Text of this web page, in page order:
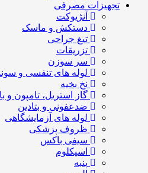
تجهیزات مصرفی
آنژیوکت
دستکش و ماسک
تیغ جراحی
تزریقات
سر سوزن
لوله های تنفسی و
نخ بخیه
گاز استریل، تامپون و
ضدعفونی و بتادین
لوله های آزمایشگاهی
ظروف پزشکی
سیفی باکس
اسپکلوم
پنبه